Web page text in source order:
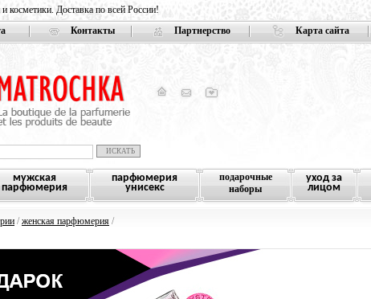
косметики. Доставка по всей России!
Контакты Партнерство Карта сайта
мужская
парфюмерия
парфюмерия
унисекс
подарочные
наборы
уход за
лицом
/женская парфюмерия /